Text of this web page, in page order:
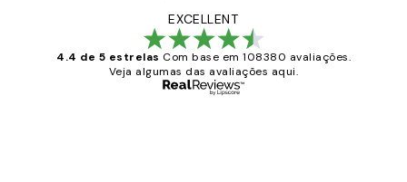
EXCELLENT
4.4 de 5 estrelas Com base em 108380 avaliações.
Veja algumas das avaliações aqui.